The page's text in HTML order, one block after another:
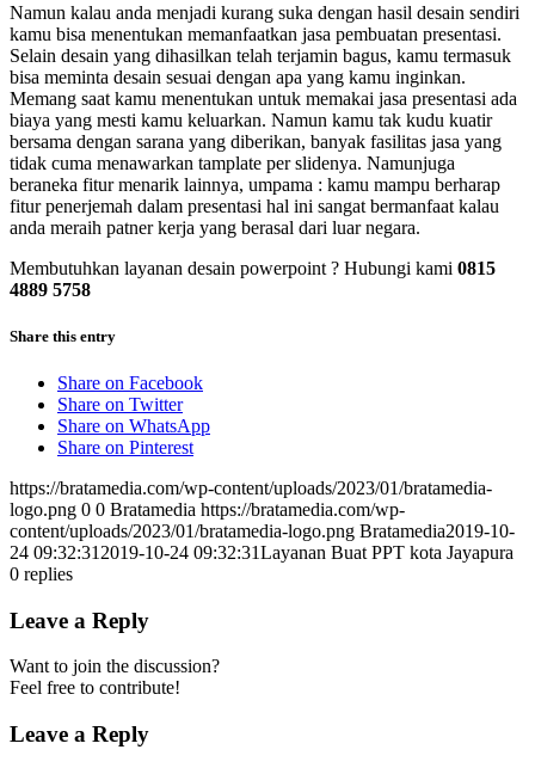
Namun kalau anda menjadi kurang suka dengan hasil desain sendiri
kamu bisa menentukan memanfaatkan jasa pembuatan presentasi.
Selain desain yang dihasilkan telah terjamin bagus, kamu termasuk
bisa meminta desain sesuai dengan apa yang kamu inginkan.
Memang saat kamu menentukan untuk memakai jasa presentasi ada
biaya yang mesti kamu keluarkan. Namun kamu tak kudu kuatir
bersama dengan sarana yang diberikan, banyak fasilitas jasa yang
tidak cuma menawarkan tamplate per slidenya. Namunjuga
beraneka fitur menarik lainnya, umpama : kamu mampu berharap
fitur penerjemah dalam presentasi hal ini sangat bermanfaat kalau
anda meraih patner kerja yang berasal dari luar negara.
Membutuhkan layanan desain powerpoint ? Hubungi kami 0815
4889 5758
Share this entry
Share on Facebook
Share on Twitter
Share on WhatsApp
Share on Pinterest
https://bratamedia.com/wp-content/uploads/2023/01/bratamedia-
logo.png 0 0 Bratamedia https://bratamedia.com/wp-
content/uploads/2023/01/bratamedia-logo.png Bratamedia2019-10-
24 09:32:31 2019-10-24 09:32:31Layanan Buat PPT kota Jayapura
0 replies
Leave a Reply
Want to join the discussion?
Feel free to contribute!
Leave a Reply